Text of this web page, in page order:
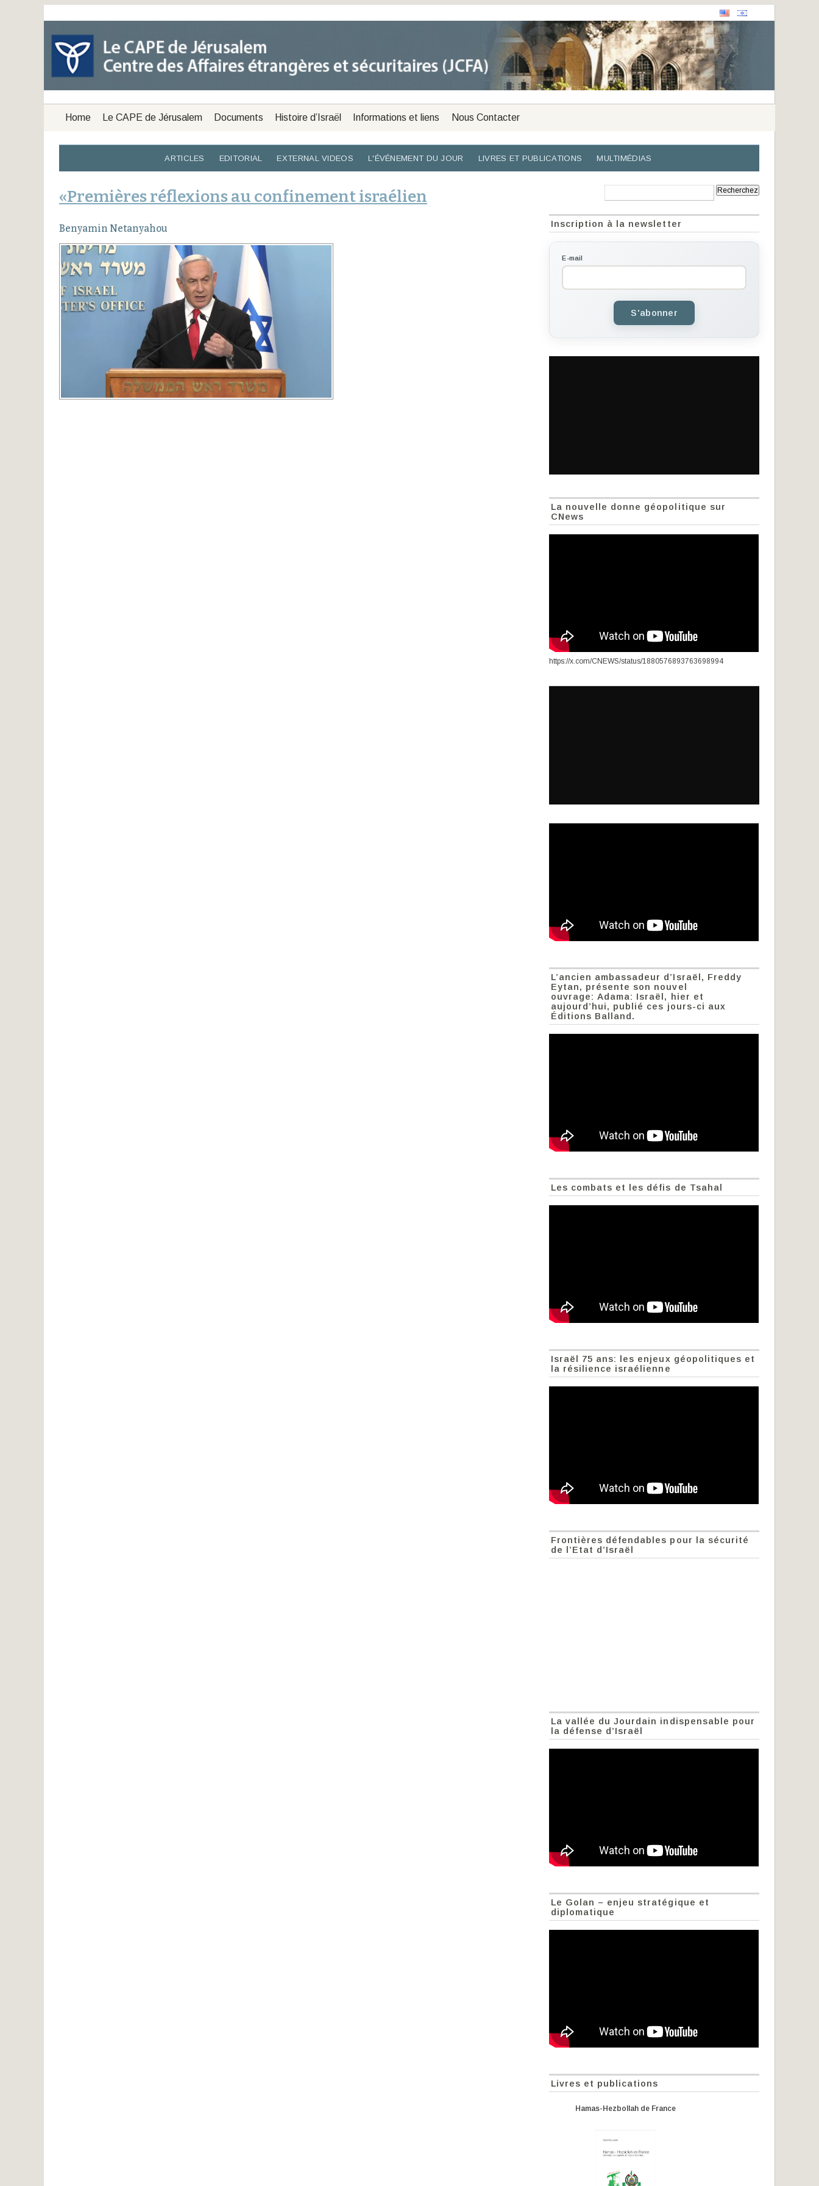
Home Le CAPE de Jérusalem Documents Histoire d’Israël Informations et liens Nous Contacter
ARTICLES EDITORIAL EXTERNAL VIDEOS L'ÉVÉNEMENT DU JOUR LIVRES ET PUBLICATIONS MULTIMÉDIAS
«Premières réflexions au confinement israélien
Benyamin Netanyahou Inscription à la newsletter
E-mail
S'abonner
La nouvelle donne géopolitique sur
CNews
https://x.com/CNEWS/status/1880576893763698994
L’ancien ambassadeur d’Israël, Freddy
Eytan, présente son nouvel
ouvrage: Adama: Israël, hier et
aujourd’hui, publié ces jours-ci aux
Éditions Balland.
Les combats et les défis de Tsahal
Israël 75 ans: les enjeux géopolitiques et
la résilience israélienne
Frontières défendables pour la sécurité
de l’Etat d’Israël
La vallée du Jourdain indispensable pour
la défense d’Israël
Le Golan – enjeu stratégique et
diplomatique
Livres et publications
Hamas-Hezbollah de France